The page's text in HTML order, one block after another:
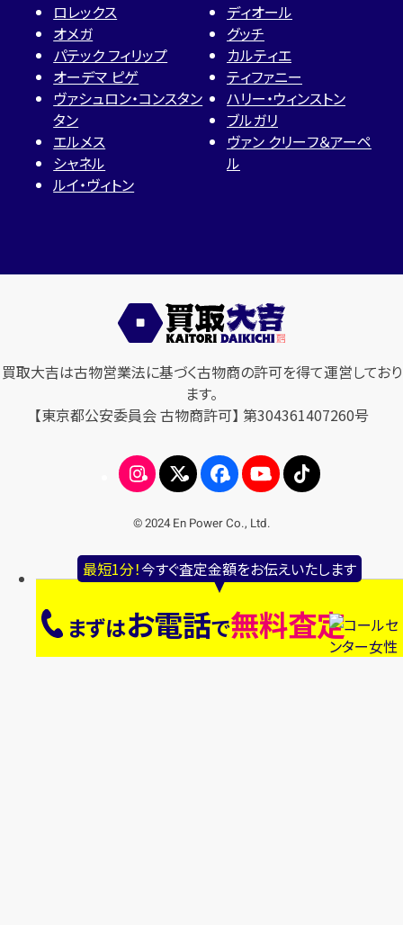
最短1分！今すぐ査定金額をお伝えいたします
まずはお電話で無料査定
ロレックス
オメガ
パテック フィリップ
オーデマ ピゲ
ヴァシュロン・コンスタン
タン
エルメス
シャネル
ルイ・ヴィトン
ディオール
グッチ
カルティエ
ティファニー
ハリー・ウィンストン
ブルガリ
ヴァン クリーフ＆アーペ
ル
買取大吉は古物営業法に基づく古物商の許可を得て運営しており
ます。
【東京都公安委員会 古物商許可】 第304361407260号
© 2024 En Power Co., Ltd.